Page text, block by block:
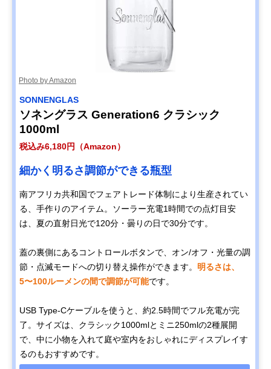
Photo by Amazon
SONNENGLAS
ソネングラス Generation6 クラシック
1000ml
税込み6,180円（Amazon）
細かく明るさ調節ができる瓶型
南アフリカ共和国でフェアトレード体制により生産されてい
る、手作りのアイテム。ソーラー充電1時間での点灯目安
は、夏の直射日光で120分・曇りの日で30分です。
蓋の裏側にあるコントロールボタンで、オン/オフ・光量の調
節・点滅モードへの切り替え操作ができます。 明るさは、
5〜100ルーメンの間で調節が可能です。
USB Type-Cケーブルを使うと、約2.5時間でフル充電が完
了。サイズは、クラシック1000mlとミニ250mlの2種展開
で、中に小物を入れて庭や室内をおしゃれにディスプレイす
るのもおすすめです。